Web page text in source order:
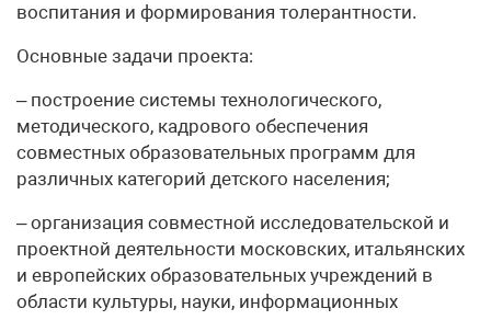
воспитания и формирования толерантности.
Основные задачи проекта:
– построение системы технологического,
методического, кадрового обеспечения
совместных образовательных программ для
различных категорий детского населения;
– организация совместной исследовательской и
проектной деятельности московских, итальянских
и европейских образовательных учреждений в
области культуры, науки, информационных